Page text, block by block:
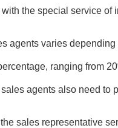
the special service of
agents varies depending
ranging from
agents also need to
the sales representative